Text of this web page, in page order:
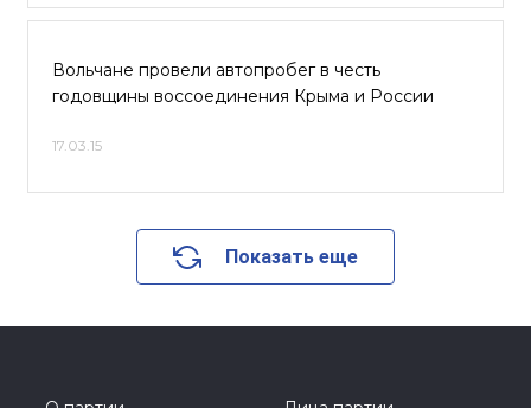
Вольчане провели автопробег в честь
годовщины воссоединения Крыма и России
17.03.15
Показать еще